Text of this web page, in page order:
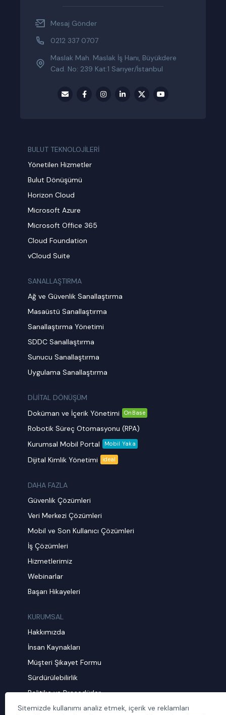
Mesaj Gönder
0212 337 0707
Maslak Mah. Maslak İş Hanı, Büyükdere
Cad. No: 239 Kat:1 Sarıyer/İstanbul
BULUT TEKNOLOJİLERİ
Yönetilen Hizmetler
Bulut Dönüşümü
Horizon Cloud
Microsoft Azure
Microsoft Office 365
Cloud Foundation
vCloud Suite
SANALLAŞTIRMA
Ağ ve Güvenlik Sanallaştırma
Masaüstü Sanallaştırma
Sanallaştırma Yönetimi
SDDC Sanallaştırma
Sunucu Sanallaştırma
Uygulama Sanallaştırma
DİJİTAL DÖNÜŞÜM
Doküman ve İçerik Yönetimi
OnBase
Robotik Süreç Otomasyonu (RPA)
Kurumsal Mobil Portal
Mobil Yaka
Dijital Kimlik Yönetimi ideal
DAHA FAZLA
Güvenlik Çözümleri
Veri Merkezi Çözümleri
Mobil ve Son Kullanıcı Çözümleri
İş Çözümleri
Hizmetlerimiz
Webinarlar
Başarı Hikayeleri
KURUMSAL
Hakkımızda
İnsan Kaynakları
Müşteri Şikayet Formu
Sürdürülebilirlik
Politika ve Prosedürler
İletişim
Sitemizde kullanımı analiz etmek, içerik ve reklamları